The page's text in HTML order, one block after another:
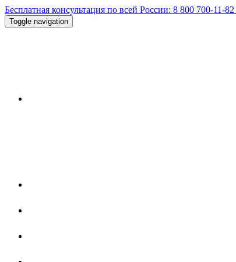
Бесплатная консультация по всей России: 8 800 700-11-82
Toggle navigation